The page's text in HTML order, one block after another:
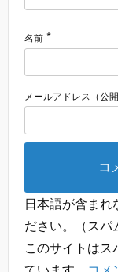
名前 *
メールアドレス（公
日本語が含まれ
ださい。（スパ
このサイトはス